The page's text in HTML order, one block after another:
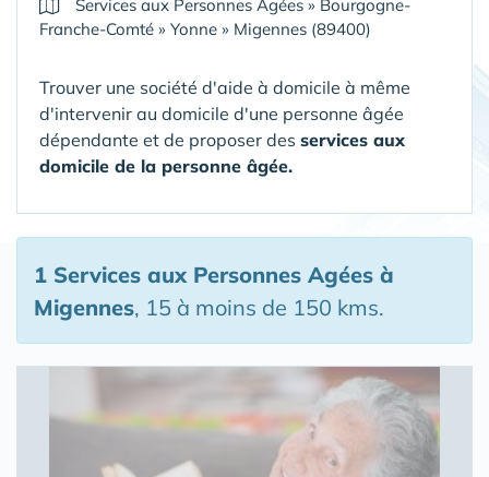
Services aux Personnes Agées » Bourgogne-
Franche-Comté » Yonne » Migennes (89400)
Trouver une société d'aide à domicile à même
d'intervenir au domicile d'une personne âgée
dépendante et de proposer des services aux
domicile de la personne âgée.
1 Services aux Personnes Agées à
Migennes, 15 à moins de 150 kms.